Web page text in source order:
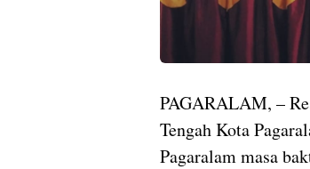
PAGARALAM, –
Tengah Kota
Pagaralam masa